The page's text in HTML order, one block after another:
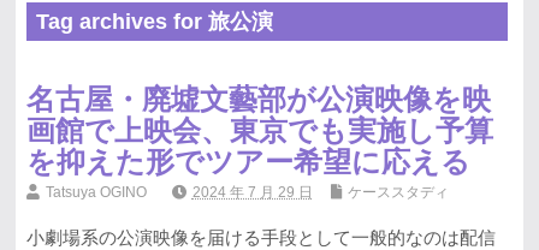
Tag archives for 旅公演
名古屋・廃墟文藝部が公演映像を映
画館で上映会、東京でも実施し予算
を抑えた形でツアー希望に応える
Tatsuya OGINO 2024 年 7 月 29 日 ケーススタディ
小劇場系の公演映像を届ける手段として一般的なのは配信